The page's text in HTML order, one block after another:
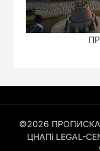
©2026 ПРОПИСКА
ЦНАПі LEGAL-